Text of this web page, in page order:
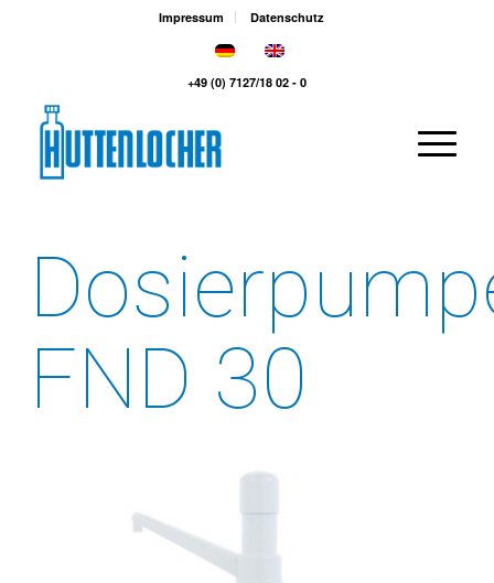
Impressum Datenschutz
+49 (0) 7127/18 02 - 0
FND 30